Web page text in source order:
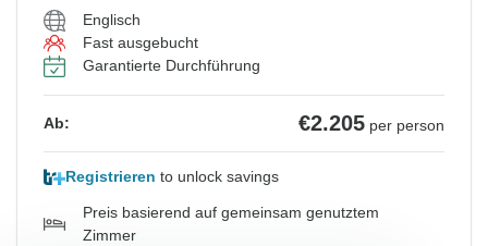
Englisch
Fast ausgebucht
Garantierte Durchführung
Ab: €2.205 per person
Registrieren to unlock savings
Preis basierend auf gemeinsam genutztem
Zimmer